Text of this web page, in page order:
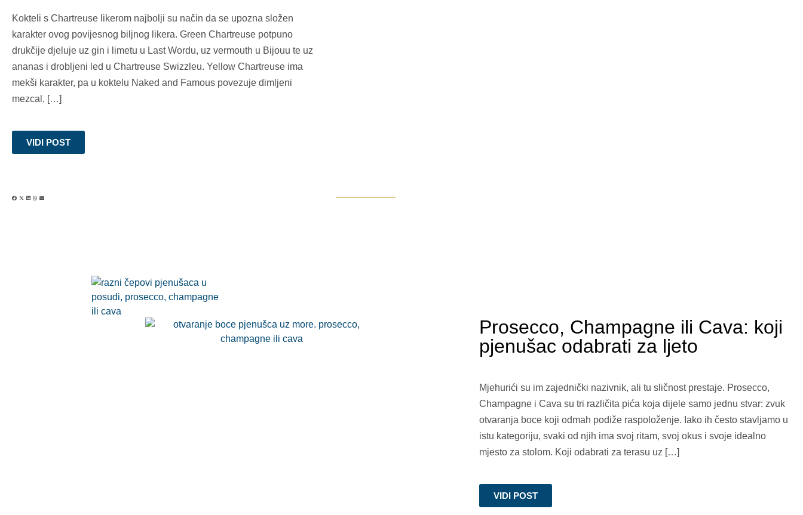
Kokteli s Chartreuse likerom najbolji su način da se upozna složen
karakter ovog povijesnog biljnog likera. Green Chartreuse potpuno
drukčije djeluje uz gin i limetu u Last Wordu, uz vermouth u Bijouu te uz
ananas i drobljeni led u Chartreuse Swizzleu. Yellow Chartreuse ima
mekši karakter, pa u koktelu Naked and Famous povezuje dimljeni
mezcal, […]
VIDI POST
Prosecco, Champagne ili Cava: koji
pjenušac odabrati za ljeto
Mjehurići su im zajednički nazivnik, ali tu sličnost prestaje. Prosecco,
Champagne i Cava su tri različita pića koja dijele samo jednu stvar: zvuk
otvaranja boce koji odmah podiže raspoloženje. Iako ih često stavljamo u
istu kategoriju, svaki od njih ima svoj ritam, svoj okus i svoje idealno
mjesto za stolom. Koji odabrati za terasu uz […]
VIDI POST